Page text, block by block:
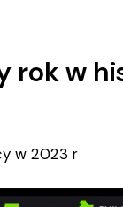
rok w
w 2023 r